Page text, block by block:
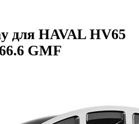
для HAVAL HV65
GMF